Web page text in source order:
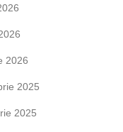
2026
2025
2025